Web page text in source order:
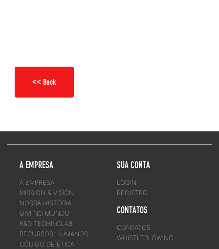
<< Back
A EMPRESA
A EMPRESA
MISSION & VISION
NOSSA HISTÓRIA
GIVI NO MUNDO
R&D TECHNOLAB
RECURSOS HUMANOS
CÓDIGO DE ÉTICA
SUA CONTA
LOGIN
REGISTRO
CONTATOS
CONTATOS
WHISTLEBLOWING